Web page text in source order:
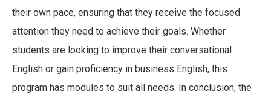
their own pace, ensuring that they receive the focused
attention they need to achieve their goals. Whether
students are looking to improve their conversational
English or gain proficiency in business English, this
program has modules to suit all needs. In conclusion, the